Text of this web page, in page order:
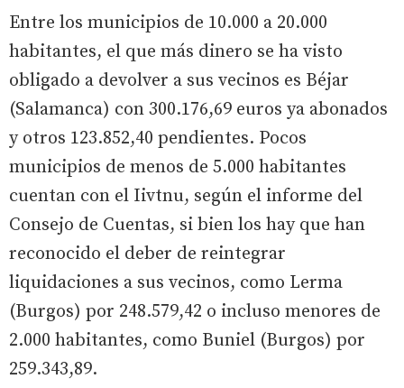
Entre los municipios de 10.000 a 20.000
habitantes, el que más dinero se ha visto
obligado a devolver a sus vecinos es Béjar
(Salamanca) con 300.176,69 euros ya abonados
y otros 123.852,40 pendientes. Pocos
municipios de menos de 5.000 habitantes
cuentan con el Iivtnu, según el informe del
Consejo de Cuentas, si bien los hay que han
reconocido el deber de reintegrar
liquidaciones a sus vecinos, como Lerma
(Burgos) por 248.579,42 o incluso menores de
2.000 habitantes, como Buniel (Burgos) por
259.343,89.